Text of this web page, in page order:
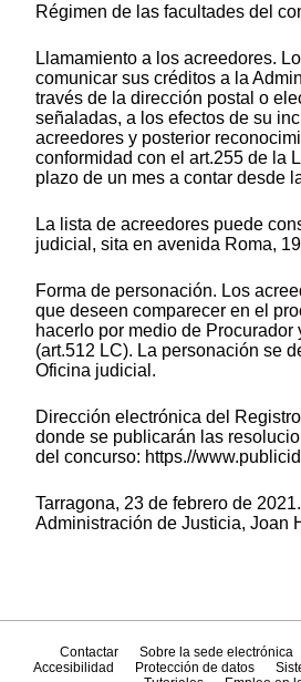
Régimen de las facultades del
Llamamiento a los acreedores.
comunicar sus créditos a la
través de la dirección postal o
señaladas, a los efectos de su
acreedores y posterior
conformidad con el art.255 de la
plazo de un mes a contar desde
La lista de acreedores puede
judicial, sita en avenida Roma,
Forma de personación. Los
que deseen comparecer en el
hacerlo por medio de
(art.512 LC). La personación se
Oficina judicial.
Dirección electrónica del
donde se publicarán las
del concurso: https.//
Tarragona, 23 de febrero de
Administración de Justicia, Joan
Contactar Sobre la sede electrónica
Accesibilidad
Protección de datos